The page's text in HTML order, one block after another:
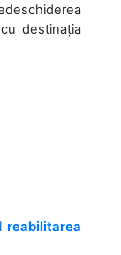
destinația
reabilitarea